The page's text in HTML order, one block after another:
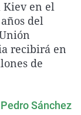
de los vientos
viajera
el perro y el
de
Kiev en el
del
recibirá en
de
Sánchez